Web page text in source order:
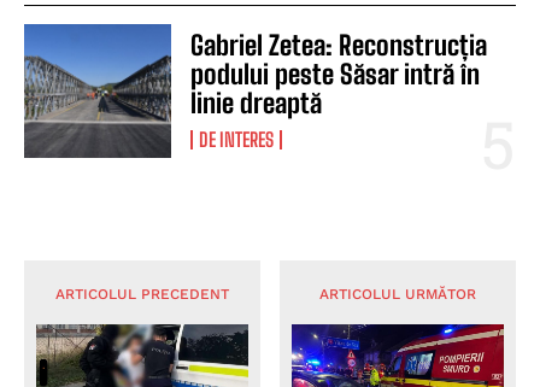
Gabriel Zetea: Reconstrucția
podului peste Săsar intră în
linie dreaptă
DE INTERES
ARTICOLUL PRECEDENT ARTICOLUL URMĂTOR